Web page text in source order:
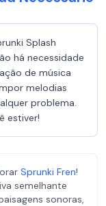
Splash
há necessidade
de música
melodias
problema.
estiver!
Sprunki Fren!
semelhante
sonoras,